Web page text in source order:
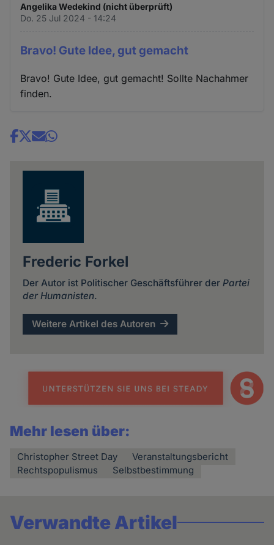
Angelika Wedekind (nicht überprüft)
Do. 25 Jul 2024 - 14:24
Bravo! Gute Idee, gut gemacht
Bravo! Gute Idee, gut gemacht! Sollte Nachahmer
finden.
Share
Frederic Forkel
Der Autor ist Politischer Geschäftsführer der Partei
der Humanisten.
Weitere Artikel des Autoren
Mehr lesen über:
Christopher Street Day
Veranstaltungsbericht
Rechtspopulismus
Selbstbestimmung
Verwandte Artikel